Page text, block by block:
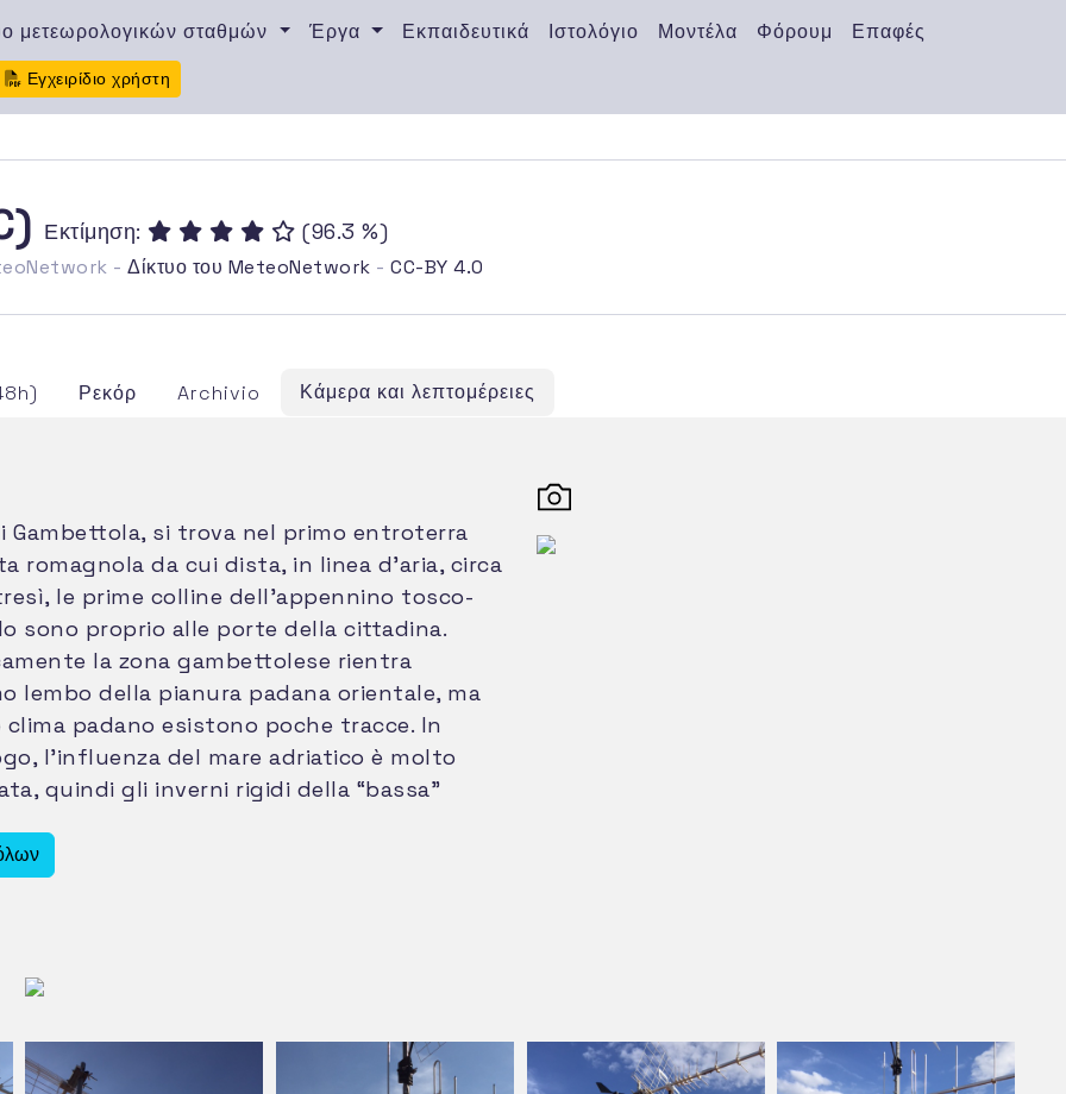
μετεωρολογικών σταθμών Έργα Εκπαιδευτικά Ιστολόγιο Μοντέλα Φόρουμ
Επαφές
Εγχειρίδιο χρήστη
Εκτίμηση: (96.3 %)
-Δίκτυο του MeteoNetwork -CC-BY 4.0
Ρεκόρ Archivio Κάμερα και λεπτομέρειες
Gambettola, si trova nel primo entroterra
romagnola da cui dista, in linea d’aria, circa
le prime colline dell’appennino tosco-
sono proprio alle porte della cittadina.
la zona gambettolese rientra
lembo della pianura padana orientale, ma
padano esistono poche tracce. In
l’influenza del mare adriatico è molto
quindi gli inverni rigidi della “bassa”
sensibili differenze che si registrano nei
città come Forlì / Faenza (distanti 30/40
l’influsso della brezza di mare. Anche il
è assai raro, negli ultimi anni non si sono
10 gg di nebbia in tutta la stagione